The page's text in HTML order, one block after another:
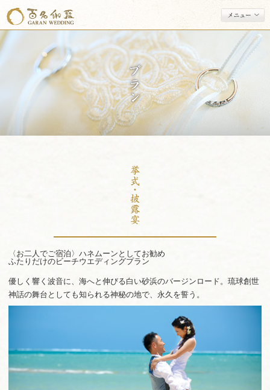
資料請求・お問い合わせ
伽藍(がらん)ウエディング
宿泊施設
料理
ドレス
挙式レポート
お客様からのご感想
スタッフ紹介
交通案内
会社概要
〈お二人でご宿泊〉ハネムーンとしてお勧め
ふたりだけのビーチウエディングプラン
優しく響く波音に、海へと伸びる白い砂浜のバージンロード。琉球創世
神話の舞台としても知られる神秘の地で、永久を誓う。